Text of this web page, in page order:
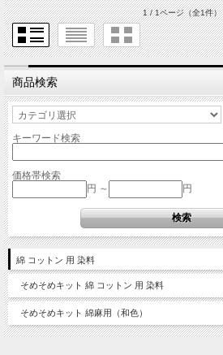
1 / 1ページ（全1件）
商品検索
キーワード検索
価格帯検索
円 ～
円
綿 コットン 用 染料
そめそめキット 綿 コットン 用 染料
そめそめキット 綿麻用（和色）